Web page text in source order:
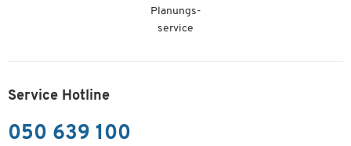
Planungs-
service
Service Hotline
050 639 100